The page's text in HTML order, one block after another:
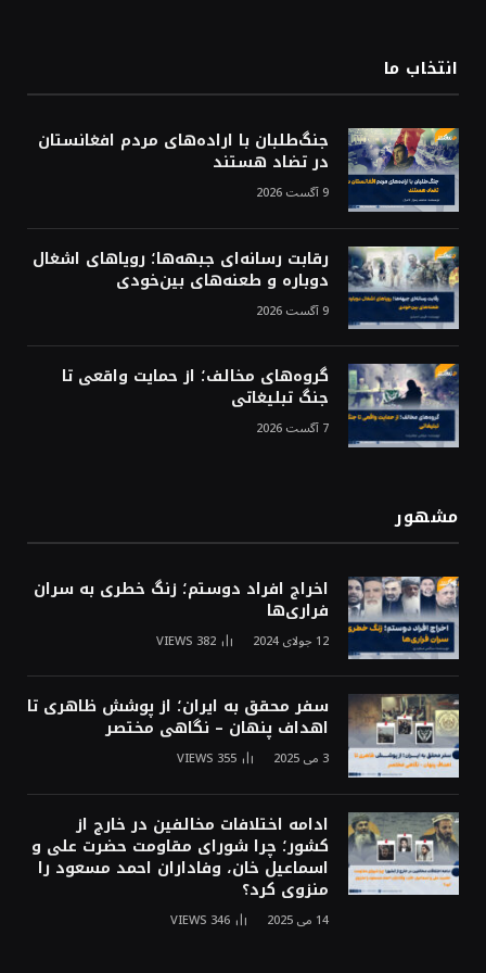
انتخاب ما
جنگ‌طلبان با اراده‌های مردم افغانستان
در تضاد هستند
9 آگست 2026
رقابت رسانه‌ای جبهه‌ها؛ رویاهای اشغال
دوباره و طعنه‌های بین‌خودی
9 آگست 2026
گروه‌های مخالف؛ از حمایت واقعی تا
جنگ تبلیغاتی
7 آگست 2026
مشهور
اخراج افراد دوستم؛ زنگ خطری به سران
فراری‌ها
12 جولای 2024 382
VIEWS
سفر محقق به ایران؛ از پوشش ظاهری تا
اهداف پنهان – نگاهی مختصر
3 می 2025 355
VIEWS
ادامه اختلافات مخالفین در خارج از
کشور؛ چرا شورای مقاومت حضرت علی و
اسماعیل خان، وفاداران احمد مسعود را
منزوی کرد؟
14 می 2025 346
VIEWS